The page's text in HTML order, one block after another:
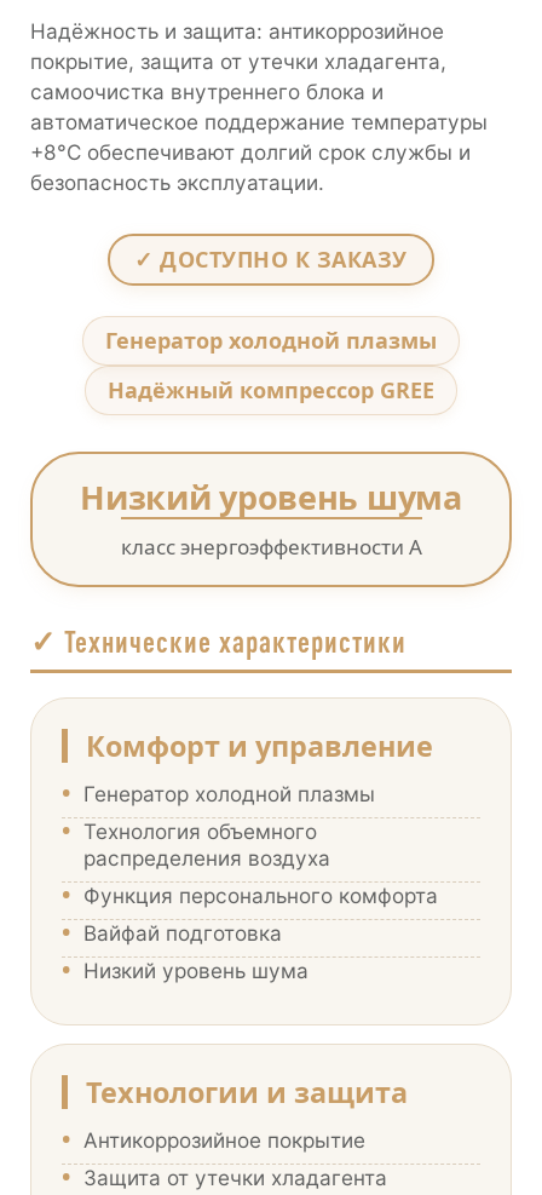
Надёжность и защита: антикоррозийное
покрытие, защита от утечки хладагента,
самоочистка внутреннего блока и
автоматическое поддержание температуры
+8°С обеспечивают долгий срок службы и
безопасность эксплуатации.
✓ ДОСТУПНО К ЗАКАЗУ
Генератор холодной плазмы
Надёжный компрессор GREE
Низкий уровень шума
класс энергоэффективности А
✓ Технические характеристики
Комфорт и управление
• Генератор холодной плазмы
• Технология объемного
распределения воздуха
• Функция персонального комфорта
• Вайфай подготовка
• Низкий уровень шума
Технологии и защита
• Антикоррозийное покрытие
• Защита от утечки хладагента